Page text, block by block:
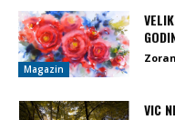
Magazin
VIC